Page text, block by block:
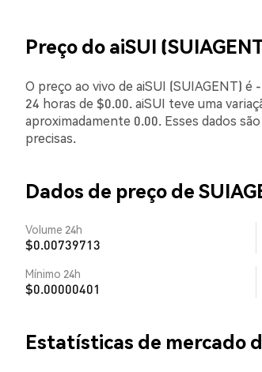
Preço do aiSUI
O preço ao vivo de aiSUI (SUIAGENT)
24 horas de $0.00. aiSUI teve uma
aproximadamente 0.00. Esses dados
precisas.
Dados de preço de
Volume 24h
$0.00739713
Mínimo 24h
$0.00000401
Estatísticas de mercado